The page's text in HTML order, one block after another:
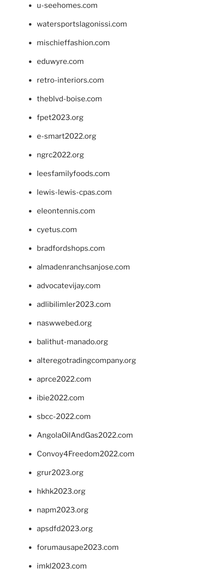
u-seehomes.com
watersportslagonissi.com
mischieffashion.com
eduwyre.com
retro-interiors.com
theblvd-boise.com
fpet2023.org
e-smart2022.org
ngrc2022.org
leesfamilyfoods.com
lewis-lewis-cpas.com
eleontennis.com
cyetus.com
bradfordshops.com
almadenranchsanjose.com
advocatevijay.com
adlibilimler2023.com
naswwebed.org
balithut-manado.org
alteregotradingcompany.org
aprce2022.com
ibie2022.com
sbcc-2022.com
AngolaOilAndGas2022.com
Convoy4Freedom2022.com
grur2023.org
hkhk2023.org
napm2023.org
apsdfd2023.org
forumausape2023.com
imkl2023.com